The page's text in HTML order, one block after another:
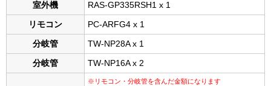
室外機 RAS-GP335RSH1 x 1
リモコン PC-ARFG4 x 1
分岐管 TW-NP28A x 1
分岐管 TW-NP16A x 2
※リモコン・分岐管を含んだ金額になります